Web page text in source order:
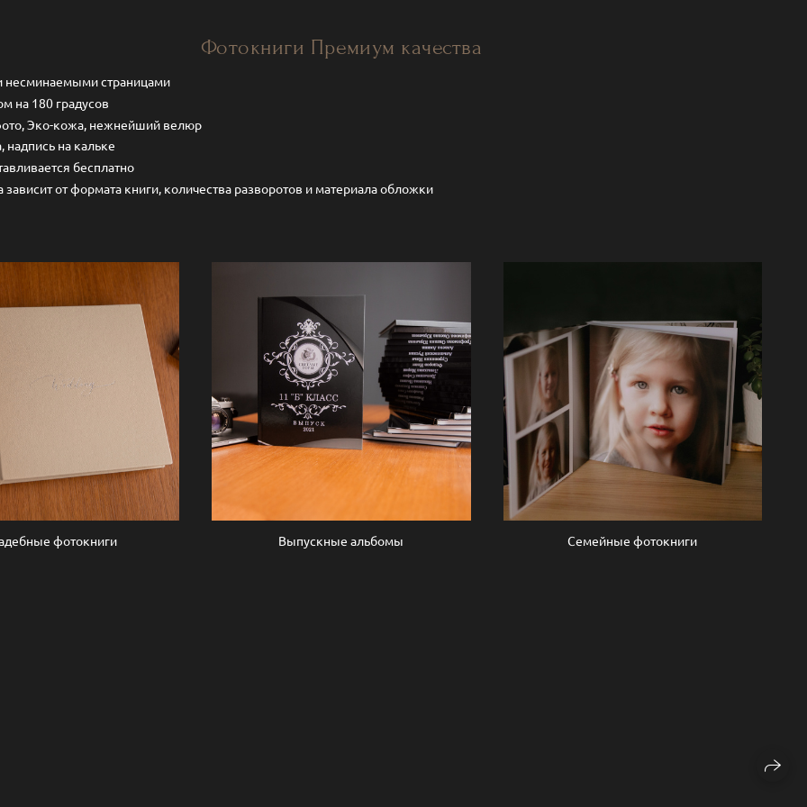
Фотокниги Премиум качества
несминаемыми страницами
на 180 градусов
Эко-кожа, нежнейший велюр
надпись на кальке
бесплатно
зависит от формата книги, количества разворотов и материала обложки
фотокниги Выпускные альбомы Семейные фотокниги